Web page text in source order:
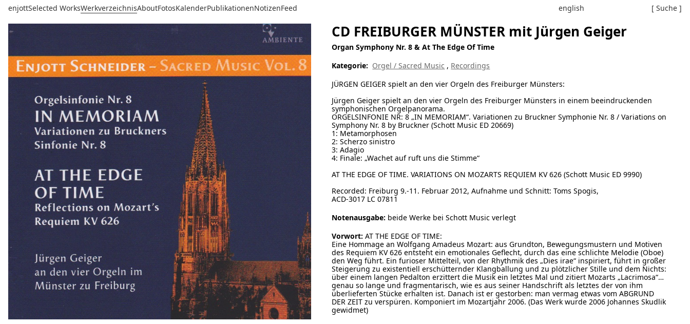
enjottSelected WorksWerkverzeichnisAboutFotosKalenderPublikationenNotizenFeed english [ Suche ]
CD FREIBURGER MÜNSTER mit Jürgen Geiger
Organ Symphony Nr. 8 & At The Edge Of Time
Kategorie: Orgel / Sacred Music , Recordings
JÜRGEN GEIGER spielt an den vier Orgeln des Freiburger Münsters:
Jürgen Geiger spielt an den vier Orgeln des Freiburger Münsters in einem beeindruckenden
symphonischen Orgelpanorama.
ORGELSINFONIE NR: 8 „IN MEMORIAM“. Variationen zu Bruckner Symphonie Nr. 8 / Variations on
Symphony Nr. 8 by Bruckner (Schott Music ED 20669)
1: Metamorphosen
2: Scherzo sinistro
3: Adagio
4: Finale: „Wachet auf ruft uns die Stimme“
AT THE EDGE OF TIME. VARIATIONS ON MOZARTS REQUIEM KV 626 (Schott Music ED 9990)
Recorded: Freiburg 9.-11. Februar 2012, Aufnahme und Schnitt: Toms Spogis,
ACD-3017 LC 07811
Notenausgabe: beide Werke bei Schott Music verlegt
Vorwort: AT THE EDGE OF TIME:
Eine Hommage an Wolfgang Amadeus Mozart: aus Grundton, Bewegungsmustern und Motiven
des Requiem KV 626 entsteht ein emotionales Geflecht, durch das eine schlichte Melodie (Oboe)
den Weg führt. Ein furioser Mittelteil, von der Rhythmik des „Dies irae“ inspiriert, führt in großer
Steigerung zu existentiell erschütternder Klangballung und zu plötzlicher Stille und dem Nichts:
über einem langen Pedalton erzittert die Musik ein letztes Mal und zitiert Mozarts „Lacrimosa“…
genau so lange und fragmentarisch, wie es aus seiner Handschrift als letztes der von ihm
überlieferten Stücke erhalten ist. Danach ist er gestorben: man vermag etwas vom ABGRUND
DER ZEIT zu verspüren. Komponiert im Mozartjahr 2006. (Das Werk wurde 2006 Johannes Skudlik
gewidmet)